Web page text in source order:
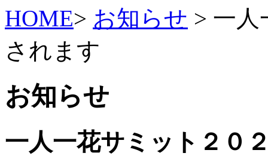
HOME> お知らせ > 一
されます
お知らせ
一人一花サミット２０